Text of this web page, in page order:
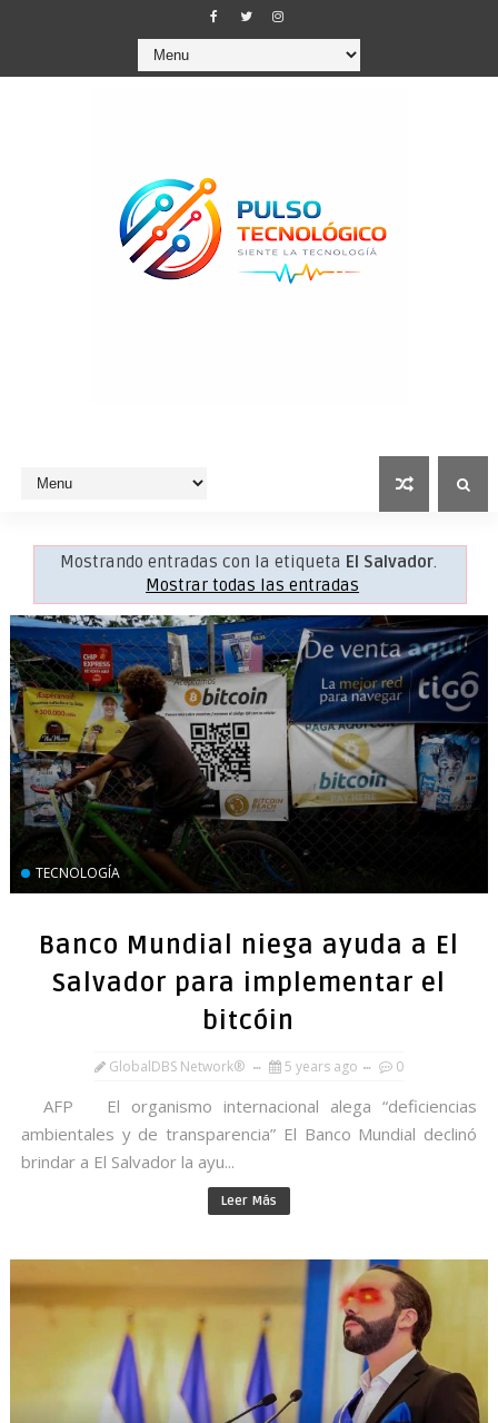
Mostrando entradas con la etiqueta El Salvador.
Mostrar todas las entradas
TECNOLOGÍA
Banco Mundial niega ayuda a El
Salvador para implementar el
bitcóin
GlobalDBS Network® 5 years ago 0
AFP El organismo internacional alega “deficiencias
ambientales y de transparencia” El Banco Mundial declinó
brindar a El Salvador la ayu...
Leer Más